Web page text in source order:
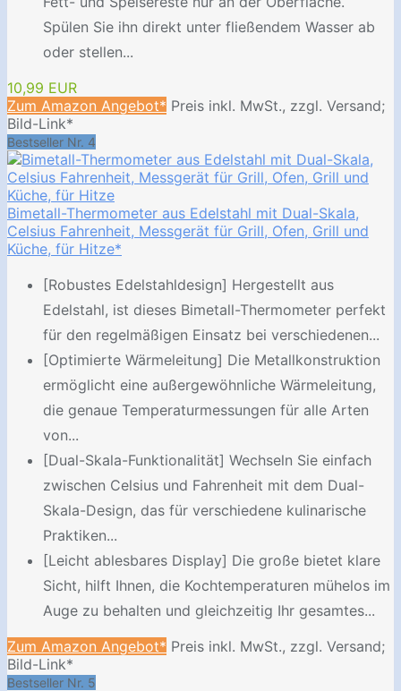
Spülen Sie ihn direkt unter fließendem Wasser ab
oder stellen...
10,99 EUR
Zum Amazon Angebot* Preis inkl. MwSt., zzgl. Versand;
Bild-Link*
Bestseller Nr. 4
Bimetall-Thermometer aus Edelstahl mit Dual-Skala,
Celsius Fahrenheit, Messgerät für Grill, Ofen, Grill und
Küche, für Hitze*
[Robustes Edelstahldesign] Hergestellt aus
Edelstahl, ist dieses Bimetall-Thermometer perfekt
für den regelmäßigen Einsatz bei verschiedenen...
[Optimierte Wärmeleitung] Die Metallkonstruktion
ermöglicht eine außergewöhnliche Wärmeleitung,
die genaue Temperaturmessungen für alle Arten
von...
[Dual-Skala-Funktionalität] Wechseln Sie einfach
zwischen Celsius und Fahrenheit mit dem Dual-
Skala-Design, das für verschiedene kulinarische
Praktiken...
[Leicht ablesbares Display] Die große bietet klare
Sicht, hilft Ihnen, die Kochtemperaturen mühelos im
Auge zu behalten und gleichzeitig Ihr gesamtes...
Zum Amazon Angebot* Preis inkl. MwSt., zzgl. Versand;
Bild-Link*
Bestseller Nr. 5